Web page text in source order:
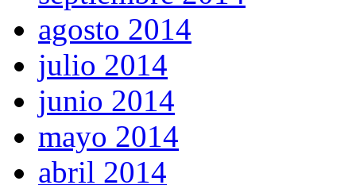
agosto 2014
julio 2014
junio 2014
mayo 2014
abril 2014